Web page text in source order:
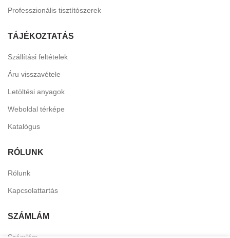
Professzionális tisztítószerek
TÁJÉKOZTATÁS
Szállítási feltételek
Áru visszavétele
Letöltési anyagok
Weboldal térképe
Katalógus
RÓLUNK
Rólunk
Kapcsolattartás
SZÁMLÁM